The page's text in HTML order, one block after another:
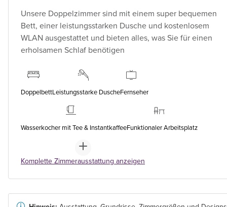
Unsere Doppelzimmer sind mit einem super bequemen
Bett, einer leistungsstarken Dusche und kostenlosem
WLAN ausgestattet und bieten alles, was Sie für einen
erholsamen Schlaf benötigen
DoppelbettLeistungsstarke DuscheFernseher
Wasserkocher mit Tee & InstantkaffeeFunktionaler Arbeitsplatz
Komplette Zimmerausstattung anzeigen